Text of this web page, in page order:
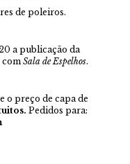
de poleiros.
a publicação da
com Sala de Espelhos.
o preço de capa de
Pedidos para: